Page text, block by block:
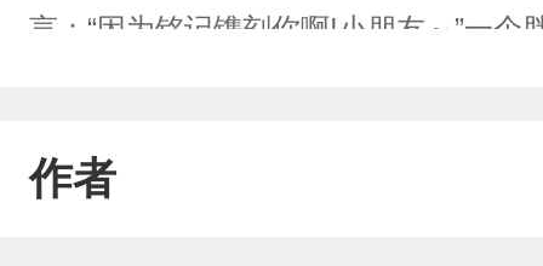
言：“因为铭记镌刻你啊!小朋友～”一
的老妈子似的，喵崽：“宿主啊，那是
作者